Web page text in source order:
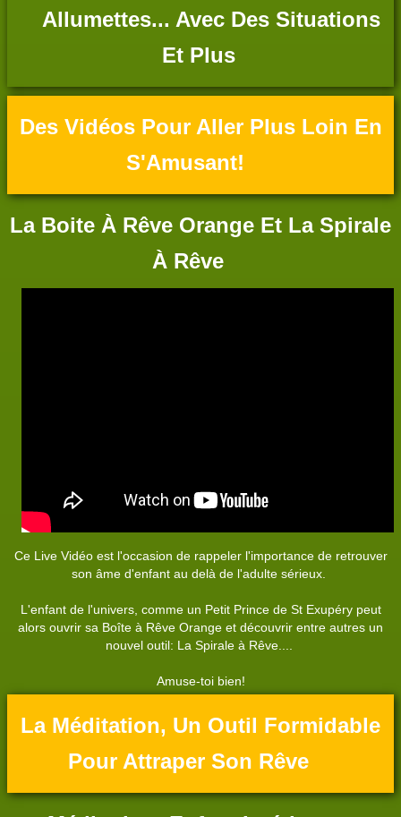
Allumettes... Avec Des Situations
Et Plus
Des Vidéos Pour Aller Plus Loin En
S'Amusant!
La Boite À Rêve Orange Et La Spirale
À Rêve
Ce Live Vidéo est l'occasion de rappeler l'importance de retrouver
son âme d'enfant au delà de l'adulte sérieux.
L'enfant de l'univers, comme un Petit Prince de St Exupéry peut
alors ouvrir sa Boîte à Rêve Orange et découvrir entre autres un
nouvel outil: La Spirale à Rêve....
Amuse-toi bien!
La Méditation, Un Outil Formidable
Pour Attraper Son Rêve